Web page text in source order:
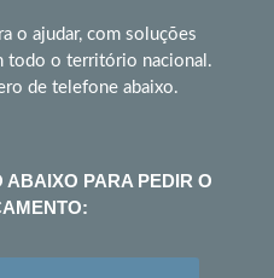
o ajudar, com soluções
todo o território nacional.
de telefone abaixo.
PARA PEDIR O